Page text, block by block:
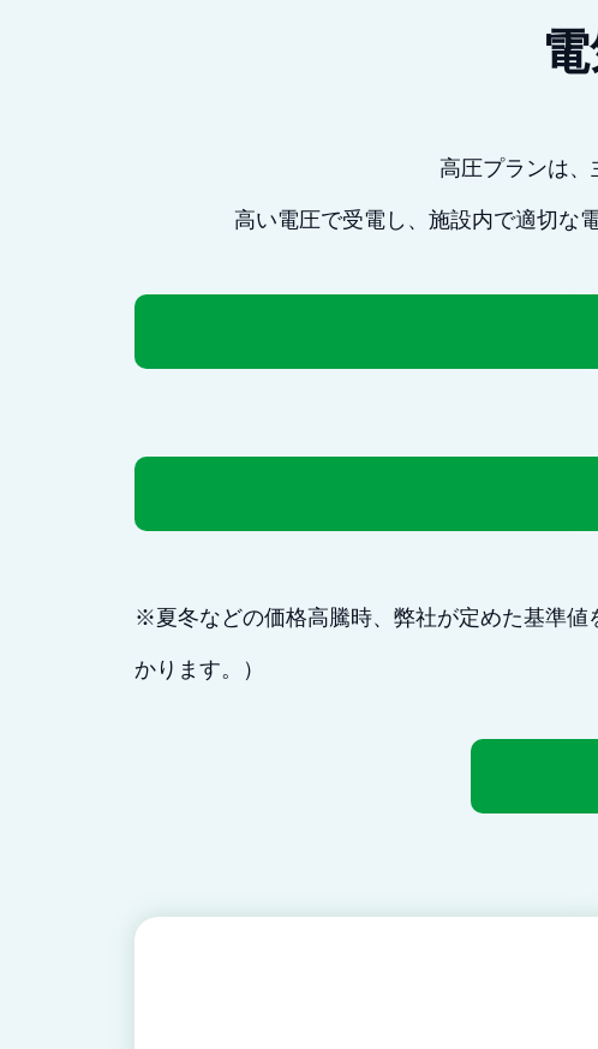
高圧プランは、
高い電圧で受電し、施設内で適切な
※夏冬などの価格高騰時、弊社が定めた基準
かります。）